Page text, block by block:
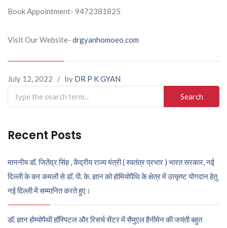
Book Appointment- 9472381825
Visit Our Website- drgyanhomoeo.com
July 12, 2022 / by DR P K GYAN
Search
for:
Recent Posts
माननीय डॉ. जितेंद्र सिंह , केंद्रीय राज्य मंत्री ( स्वतंत्र प्रभार ) भारत सरकार, नई
दिल्ली के कर कमलों से डॉ. पी. के. ज्ञान को होमियोपैथि के क्षेत्र में उत्कृष्ट योगदान हेतु
नई दिल्ली में सम्मानित करते हुए।
डॉ. ज्ञान होम्योपैथी हॉस्पिटल और रिसर्च सेंटर में सैमुएल हैनीमेन की जयंती बहुत